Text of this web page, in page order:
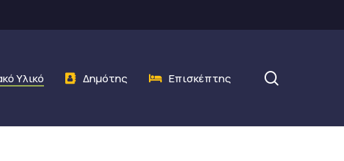
Υλικό Δημότης Επισκέπτης